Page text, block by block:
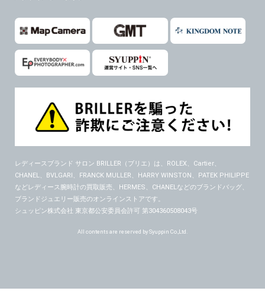
レディースブランド サロン BRILLER（ブリエ） は、ROLEX、Cartier、
CHANEL、BVLGARI、FRANCK MULLER、HARRY WINSTON、PATEK PHILIPPE
などレディース腕時計の買取販売、HERMES、CHANELなどのブランドバッグ、
ブランドジュエリー販売のオンラインストアです。
シュッピン株式会社 東京都公安委員会許可 第304360508043号
All contents are reserved by Syuppin Co.,Ltd.